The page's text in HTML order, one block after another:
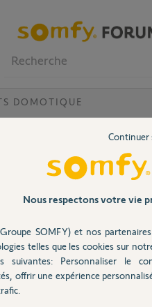
DOMOTIQUE
ma box se met à clignoter en rouge.
ça revient
(plusieurs fois) je suis obligé de
qu'elle revienne en blanc après
Pierre D.
Participer au fil de
Nous respectons votre vie
SOMFY) et nos
telles que les cookies sur
suivantes: Personnaliser le
offrir une expérience
Continuer